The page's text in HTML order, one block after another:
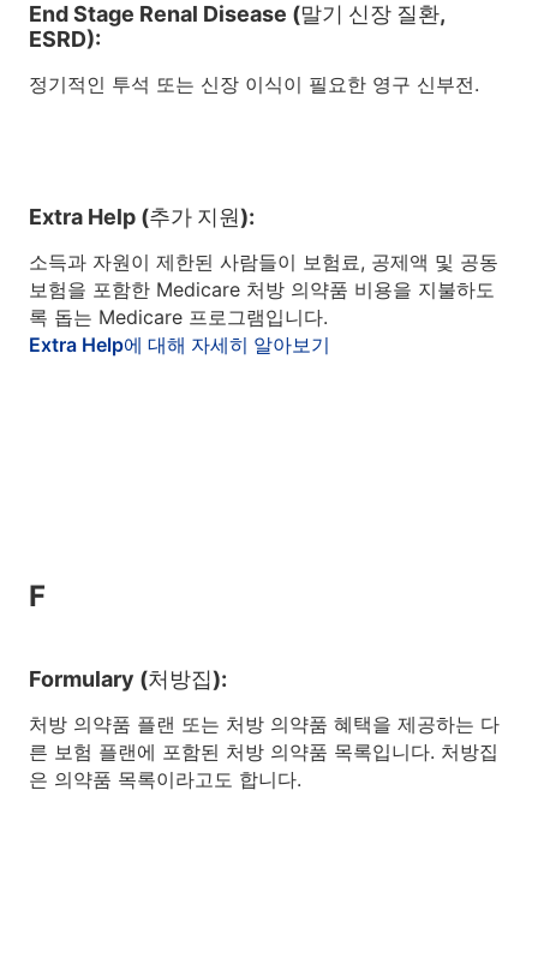
End Stage Renal Disease (말기 신장 질환,
ESRD):
정기적인 투석 또는 신장 이식이 필요한 영구 신부전.
Extra Help (추가 지원):
소득과 자원이 제한된 사람들이 보험료, 공제액 및 공동
보험을 포함한 Medicare 처방 의약품 비용을 지불하도
록 돕는 Medicare 프로그램입니다.
Extra Help에 대해 자세히 알아보기
F
Formulary (처방집):
처방 의약품 플랜 또는 처방 의약품 혜택을 제공하는 다
른 보험 플랜에 포함된 처방 의약품 목록입니다. 처방집
은 의약품 목록이라고도 합니다.